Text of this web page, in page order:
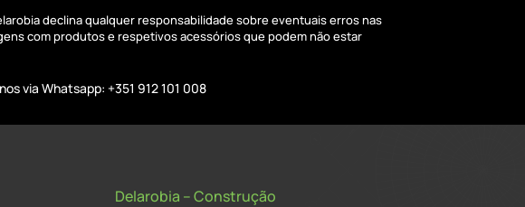
declina qualquer responsabilidade sobre eventuais erros nas
com produtos e respetivos acessórios que podem não estar
via Whatsapp: +351 912 101 008
Delarobia – Construção